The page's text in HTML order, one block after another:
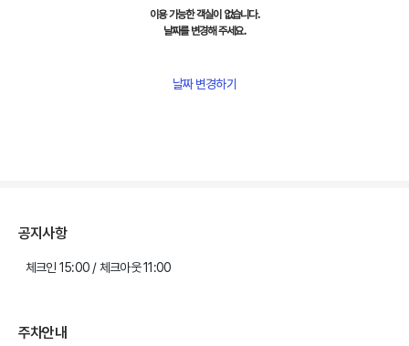
이용 가능한 객실이 없습니다.
날짜를 변경해 주세요.
날짜 변경하기
공지사항
체크인 15:00 / 체크아웃 11:00
주차안내